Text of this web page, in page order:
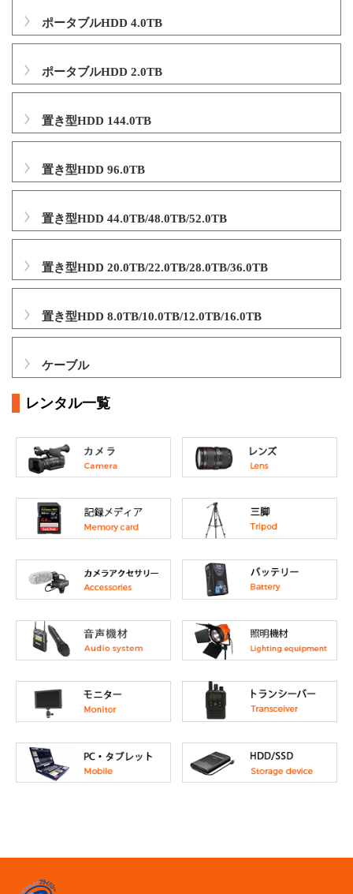
ポータブルHDD 4.0TB
ポータブルHDD 2.0TB
置き型HDD 144.0TB
置き型HDD 96.0TB
置き型HDD 44.0TB/48.0TB/52.0TB
置き型HDD 20.0TB/22.0TB/28.0TB/36.0TB
置き型HDD 8.0TB/10.0TB/12.0TB/16.0TB
ケーブル
レンタル一覧